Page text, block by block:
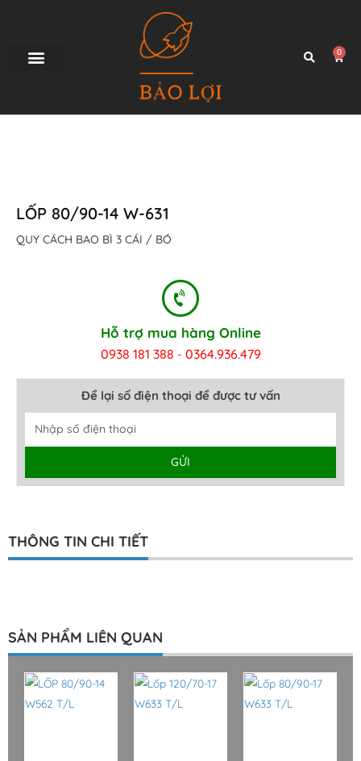
0
LỐP 80/90-14 W-631
QUY CÁCH BAO BÌ 3 CÁI / BÓ
Hỗ trợ mua hàng Online
0938 181 388 - 0364.936.479
Để lại số điện thoại để được tư vấn
GỬI
Alternative:
THÔNG TIN CHI TIẾT
SẢN PHẨM LIÊN QUAN